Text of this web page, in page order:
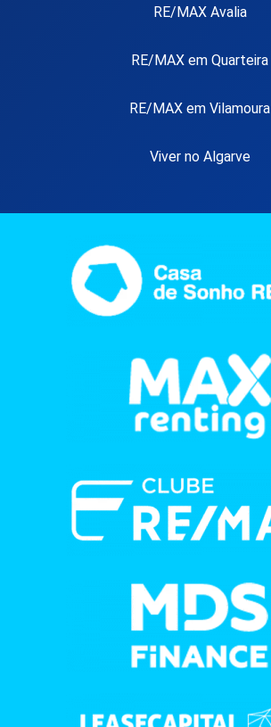
RE/MAX Avalia
RE/MAX em Quarteira
RE/MAX em Vilamoura
Viver no Algarve